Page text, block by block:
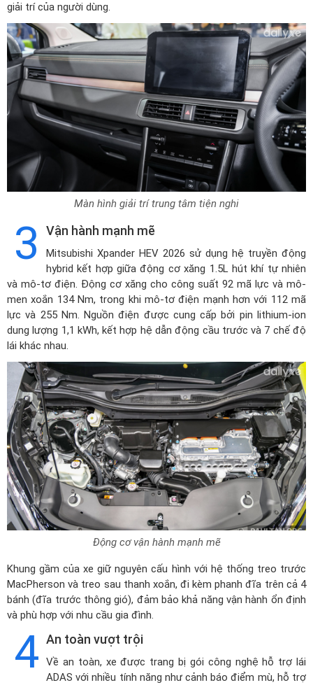
giải trí của người dùng.
Màn hình giải trí trung tâm tiện nghi
3 Vận hành mạnh mẽ
Mitsubishi Xpander HEV 2026 sử dụng hệ truyền động
hybrid kết hợp giữa động cơ xăng 1.5L hút khí tự nhiên
và mô-tơ điện. Động cơ xăng cho công suất 92 mã lực và mô-
men xoắn 134 Nm, trong khi mô-tơ điện mạnh hơn với 112 mã
lực và 255 Nm. Nguồn điện được cung cấp bởi pin lithium-ion
dung lượng 1,1 kWh, kết hợp hệ dẫn động cầu trước và 7 chế độ
lái khác nhau.
Động cơ vận hành mạnh mẽ
Khung gầm của xe giữ nguyên cấu hình với hệ thống treo trước
MacPherson và treo sau thanh xoắn, đi kèm phanh đĩa trên cả 4
bánh (đĩa trước thông gió), đảm bảo khả năng vận hành ổn định
và phù hợp với nhu cầu gia đình.
4 An toàn vượt trội
Về an toàn, xe được trang bị gói công nghệ hỗ trợ lái
ADAS với nhiều tính năng như cảnh báo điểm mù, hỗ trợ